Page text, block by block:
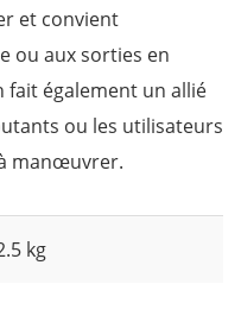
et convient
ou aux sorties en
fait également un allié
ou les utilisateurs
manœuvrer.
kg